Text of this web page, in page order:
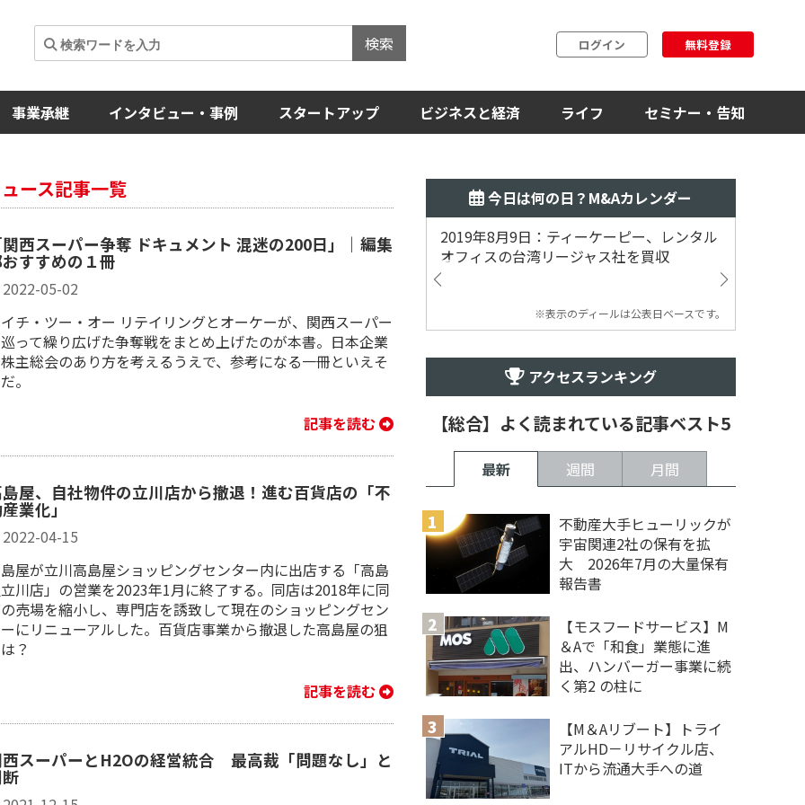
検索 ログイン 無料登録
事業承継 インタビュー・事例 スタートアップ ビジネスと経済 ライフ セミナー・告知
ース記事一覧
西スーパー争奪 ドキュメント 混迷の200日」｜編集
すすめの１冊
2022-05-02
チ・ツー・オー リテイリングとオーケーが、関西スーパー
って繰り広げた争奪戦をまとめ上げたのが本書。日本企業
主総会のあり方を考えるうえで、参考になる一冊といえそ
。
記事を読む
屋、自社物件の立川店から撤退！進む百貨店の「不
業化」
2022-04-15
屋が立川高島屋ショッピングセンター内に出店する「高島
川店」の営業を2023年1月に終了する。同店は2018年に同
売場を縮小し、専門店を誘致して現在のショッピングセン
にリニューアルした。百貨店事業から撤退した高島屋の狙
？
記事を読む
スーパーとH2Oの経営統合 最高裁「問題なし」と
今日は何の日？M&Aカレンダー
2019年8月9日：ティーケーピー、レンタル
オフィスの台湾リージャス社を買収
※表示のディールは公表日ベースです。
アクセスランキング
【総合】よく読まれている記事ベスト5
最新 週間 月間
不動産大手ヒューリックが
宇宙関連2社の保有を拡
大 2026年7月の大量保有
報告書
【モスフードサービス】M
＆Aで「和食」業態に進
出、ハンバーガー事業に続
く第2 の柱に
【M＆Aリブート】トライ
アルHD－リサイクル店、
ITから流通大手への道